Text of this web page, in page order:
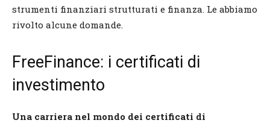
strumenti finanziari strutturati e finanza. Le abbiamo
rivolto alcune domande.
FreeFinance: i certificati di
investimento
Una carriera nel mondo dei certificati di